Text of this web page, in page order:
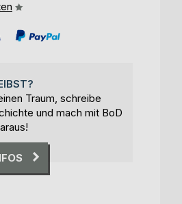
Traum, schreibe
und mach mit BoD